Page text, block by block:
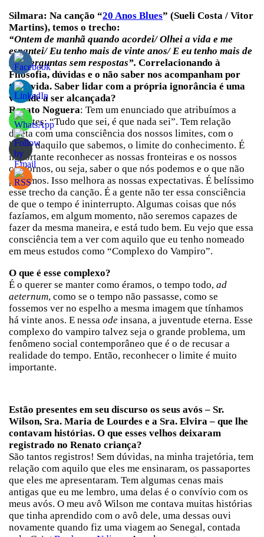
Silmara: Na canção “20 Anos Blues” (Sueli Costa / Vitor
Martins), temos o trecho:
“Ontem de manhã quando acordei/ Olhei a vida e me
espantei/ Eu tenho mais de vinte anos/ E eu tenho mais de
mil perguntas sem respostas”. Correlacionando à
Filosofia, dúvidas e o não saber nos acompanham por
toda vida. Saber lidar com a própria ignorância é uma
virtude a ser alcançada?
Renato Noguera: Tem um enunciado que atribuímos a
Sócrates: “Tudo que sei, é que nada sei”. Tem relação
direta com uma consciência dos nossos limites, com o
limite daquilo que sabemos, o limite do conhecimento. É
importante reconhecer as nossas fronteiras e os nossos
contornos, ou seja, saber o que nós podemos e o que não
podemos. Isso melhora as nossas expectativas. É belíssimo
esse trecho da canção. É a gente não ter essa consciência
de que o tempo é ininterrupto. Algumas coisas que nós
fazíamos, em algum momento, não seremos capazes de
fazer da mesma maneira, e está tudo bem. Eu vejo que essa
consciência tem a ver com aquilo que eu tenho nomeado
em meus estudos como “Complexo do Vampiro”.
O que é esse complexo?
É o querer se manter como éramos, o tempo todo, ad
aeternum, como se o tempo não passasse, como se
fossemos ver no espelho a mesma imagem que tínhamos
há vinte anos. E nessa ode insana, a juventude eterna. Esse
complexo do vampiro talvez seja o grande problema, um
fenômeno social contemporâneo que é o de recusar a
realidade do tempo. Então, reconhecer o limite é muito
importante.
Estão presentes em seu discurso os seus avós – Sr.
Wilson, Sra. Maria de Lourdes e a Sra. Elvira – que lhe
contavam histórias. O que esses velhos deixaram
registrado no Renato criança?
São tantos registros! Sem dúvidas, na minha trajetória, tem
relação com aquilo que eles me ensinaram, os passaportes
que eles me apresentaram. Tem algumas cenas mais
antigas que eu me lembro, uma delas é o convívio com os
meus avós. O meu avô Wilson me contava muitas histórias
que tinha aprendido com o avô dele, uma dessas ouvi
novamente quando fiz uma viagem ao Senegal, contada